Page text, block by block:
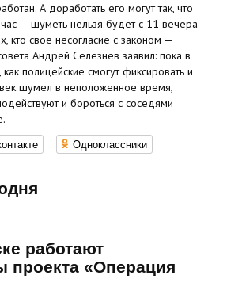
А доработать его могут так, что
— шуметь нельзя будет с 11 вечера
кто свое несогласие с законом —
Андрей Селезнев заявил: пока в
полицейские смогут фиксировать и
шумел в неположенное время,
и бороться с соседями
Одноклассники
работают
проекта «Операция